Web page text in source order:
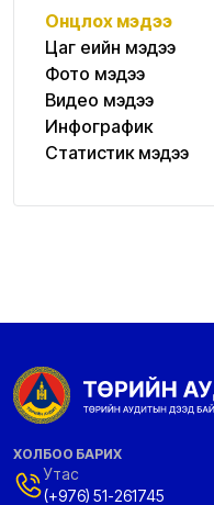
Онцлох мэдээ
Цаг үеийн мэдээ
Фото мэдээ
Видео мэдээ
Инфографик
Статистик мэдээ
ХОЛБОО БАРИХ
Утас
(+976) 51-261745